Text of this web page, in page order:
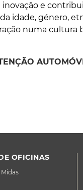
e
idade, género,
numa cultura
OFICINAS